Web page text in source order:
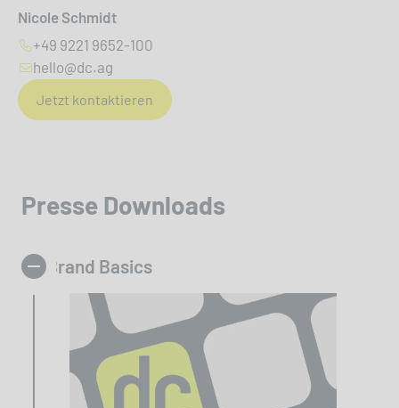
Nicole Schmidt
+49 9221 9652-100
hello@dc.ag
Jetzt kontaktieren
Presse Downloads
Brand Basics